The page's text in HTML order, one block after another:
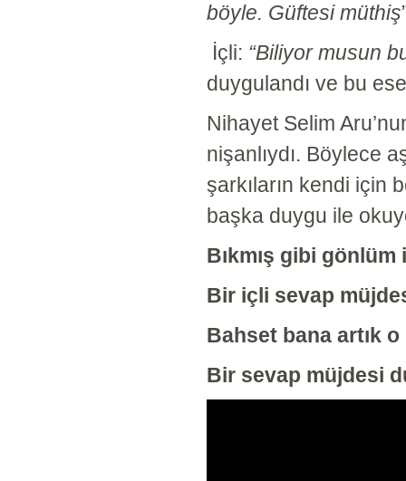
böyle. Güftesi müthiş
İçli: “Biliyor musun
duygulandı ve bu
Nihayet Selim
nişanlıydı. Böylece
şarkıların kendi için
başka duygu ile
Bıkmış gibi
Bir içli sevap
Bahset bana artık
Bir sevap müjdesi